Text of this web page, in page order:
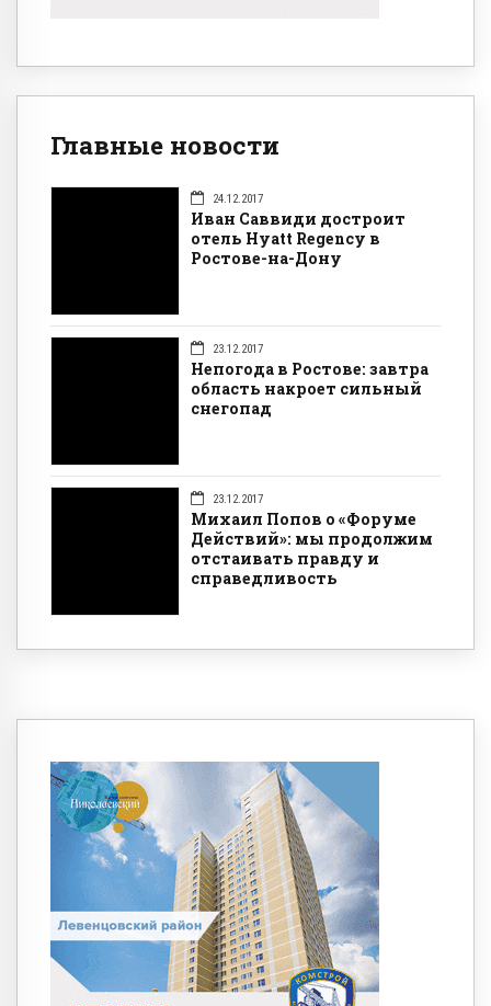
Главные новости
24.12.2017
Иван Саввиди достроит
отель Hyatt Regency в
Ростове-на-Дону
23.12.2017
Непогода в Ростове: завтра
область накроет сильный
снегопад
23.12.2017
Михаил Попов о «Форуме
Действий»: мы продолжим
отстаивать правду и
справедливость